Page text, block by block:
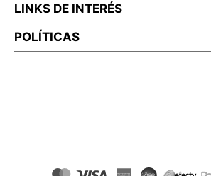
LINKS DE INTERÉS
POLÍTICAS